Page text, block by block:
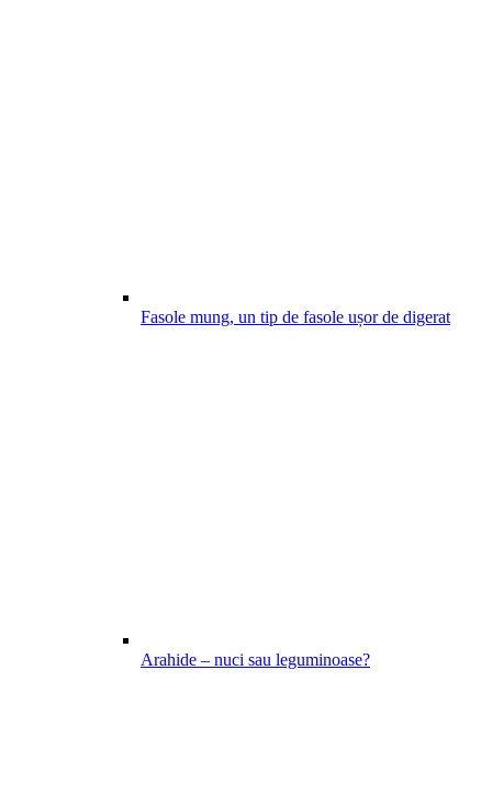
Fasole mung, un tip de fasole ușor de digerat
Arahide – nuci sau leguminoase?